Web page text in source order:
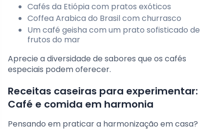
Cafés da Etiópia com pratos exóticos
Coffea Arabica do Brasil com churrasco
Um café geisha com um prato sofisticado de
frutos do mar
Aprecie a diversidade de sabores que os cafés
especiais podem oferecer.
Receitas caseiras para experimentar:
Café e comida em harmonia
Pensando em praticar a harmonização em casa?